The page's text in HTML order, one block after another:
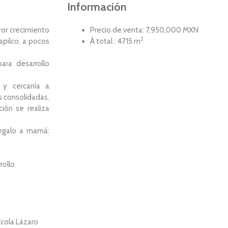
crecimiento
a pocos
desarrollo
y cercanía a
consolidadas.
se realiza
a mamá:
Lázaro
Información
Precio de venta: 7,950,000 MXN
Á total : 4715 m2